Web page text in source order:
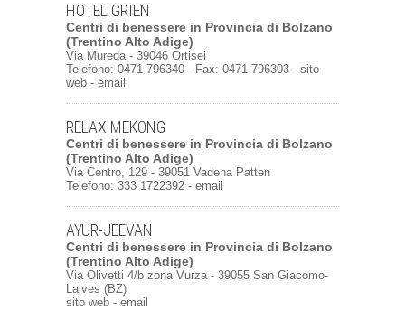
HOTEL GRIEN
Centri di benessere in Provincia di Bolzano
(Trentino Alto Adige)
Via Mureda - 39046 Ortisei
Telefono: 0471 796340 - Fax: 0471 796303 - sito
web - email
RELAX MEKONG
Centri di benessere in Provincia di Bolzano
(Trentino Alto Adige)
Via Centro, 129 - 39051 Vadena Patten
Telefono: 333 1722392 - email
AYUR-JEEVAN
Centri di benessere in Provincia di Bolzano
(Trentino Alto Adige)
Via Olivetti 4/b zona Vurza - 39055 San Giacomo-
Laives (BZ)
sito web - email